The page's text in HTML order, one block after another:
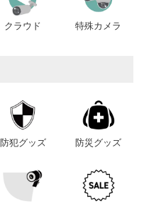
クラウド 特殊カメラ
防犯グッズ 防災グッズ